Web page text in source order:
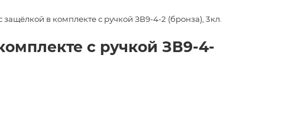
в комплекте с ручкой ЗВ9-4-2 (бронза), 3кл.
с ручкой ЗВ9-4-